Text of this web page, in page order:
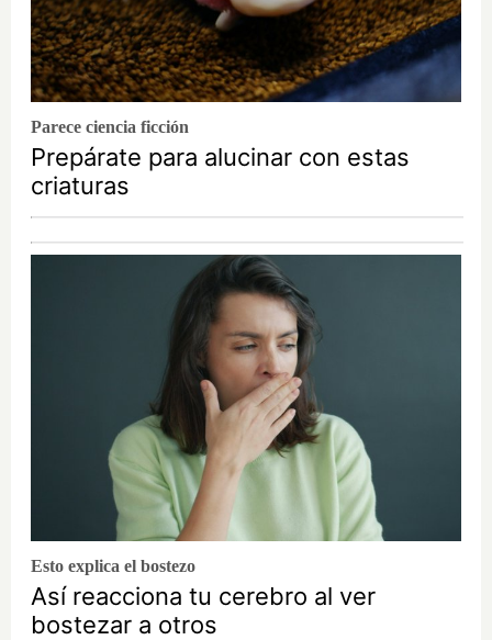
Parece ciencia ficción
Prepárate para alucinar con estas
criaturas
Esto explica el bostezo
Así reacciona tu cerebro al ver
bostezar a otros